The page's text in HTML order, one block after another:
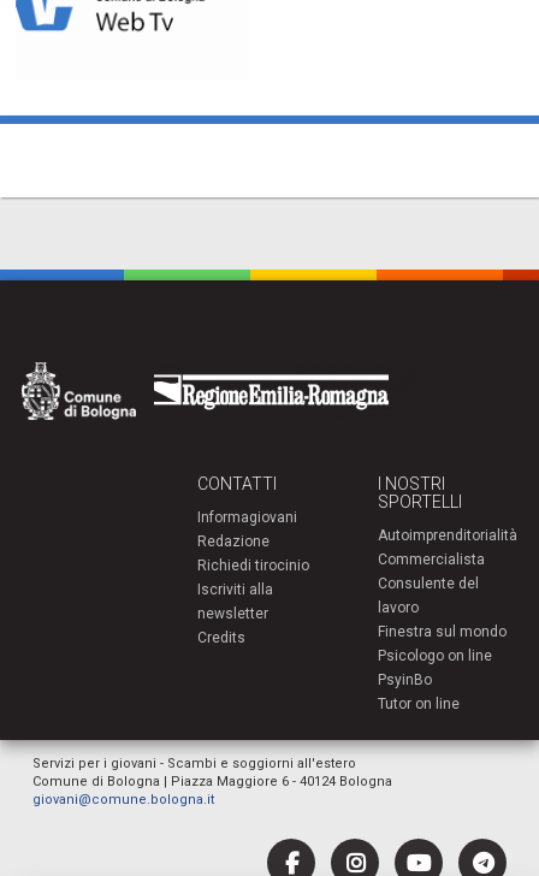
CONTATTI
Informagiovani
Redazione
Richiedi tirocinio
Iscriviti alla
newsletter
Credits
I NOSTRI
SPORTELLI
Autoimprenditorialità
Commercialista
Consulente del
lavoro
Finestra sul mondo
Psicologo on line
PsyinBo
Tutor on line
Servizi per i giovani - Scambi e soggiorni all'estero
Comune di Bologna | Piazza Maggiore 6 - 40124 Bologna
giovani@comune.bologna.it